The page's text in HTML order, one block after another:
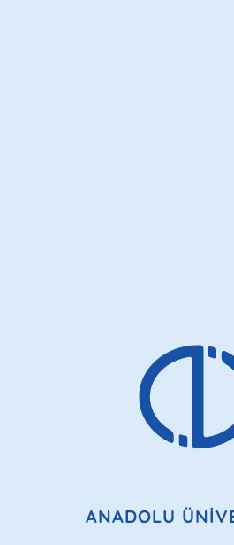
ANADOLU